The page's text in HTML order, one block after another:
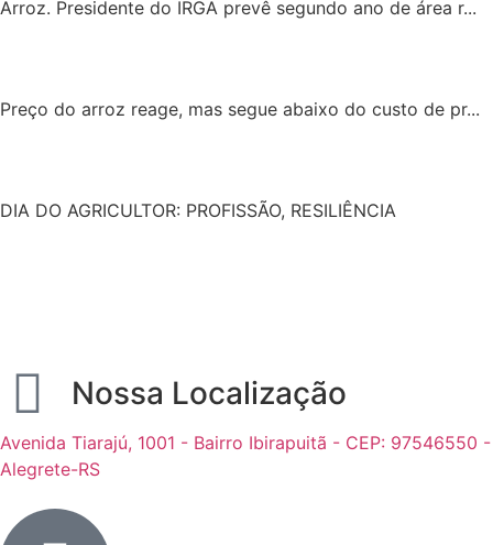
Arroz. Presidente do IRGA prevê segundo ano de área r...
Preço do arroz reage, mas segue abaixo do custo de pr...
DIA DO AGRICULTOR: PROFISSÃO, RESILIÊNCIA
Nossa Localização
Avenida Tiarajú, 1001 - Bairro Ibirapuitã - CEP: 97546550 -
Alegrete-RS